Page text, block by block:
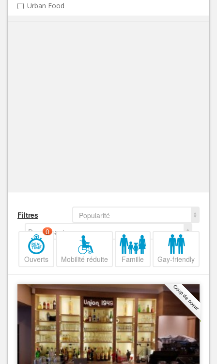
Urban Food
Filtres
Popularité
Decroissant
Ouverts
0
Mobilité réduite Famille Gay-friendly
Coup de coeur